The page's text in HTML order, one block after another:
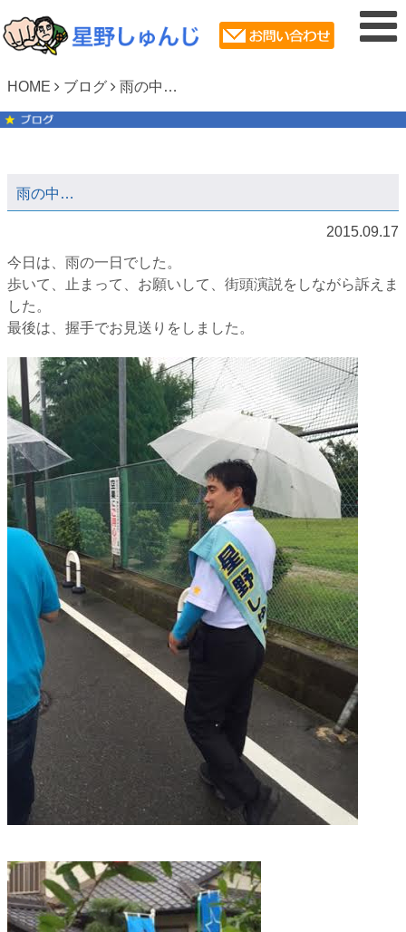
HOME ブログ 雨の中…
雨の中…
2015.09.17
今日は、雨の一日でした。
歩いて、止まって、お願いして、街頭演説をしながら訴えま
した。
最後は、握手でお見送りをしました。